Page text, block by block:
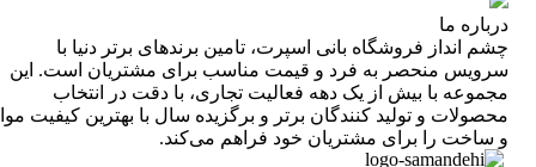
ما
انداز فروشگاه‌ بانی اسپرت، تامین برندهای برتر دنیا با
منحصر به فرد و قیمت مناسب برای مشتریان است. این
با بیش از یک دهه فعالیت تجاری، با دقت در انتخاب
و تولید کنندگان برتر و برگزیده سال با بهترین کیفیت مواد
را برای مشتریان خود فراهم می‌کند.